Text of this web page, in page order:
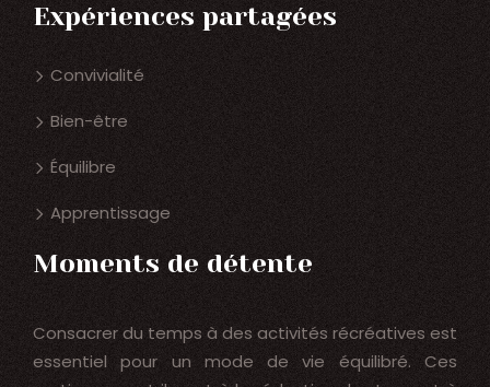
Expériences partagées
Convivialité
Bien-être
Équilibre
Apprentissage
Moments de détente
Consacrer du temps à des activités récréatives est
essentiel pour un mode de vie équilibré. Ces